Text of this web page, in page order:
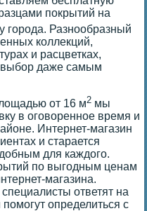
покрытий на
города. Разнообразный
коллекций,
и расцветках,
выбор даже самым
от 16 м2 мы
в оговоренное время и
Интернет-магазин
и старается
для каждого.
по выгодным ценам
магазина.
ответят на
определиться с